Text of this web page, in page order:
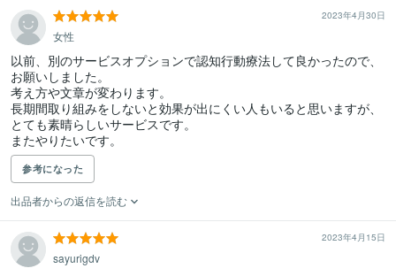
2023年4月30日
女性
以前、別のサービスオプションで認知行動療法して良かったので、
お願いしました。
考え方や文章が変わります。
長期間取り組みをしないと効果が出にくい人もいると思いますが、
とても素晴らしいサービスです。
またやりたいです。
参考になった
出品者からの返信を読む
2023年4月15日
sayurigdv